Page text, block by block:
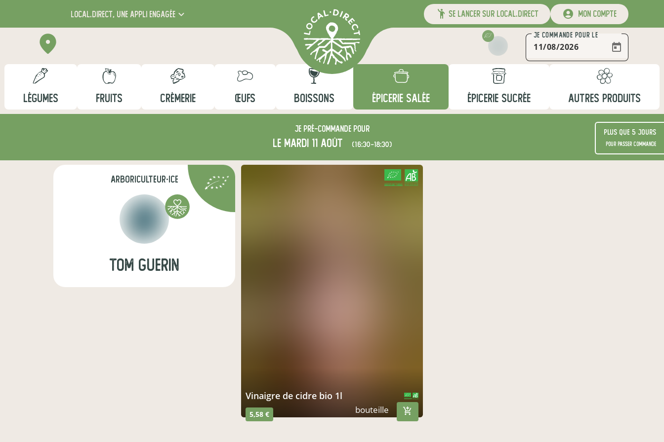
local.direct, une appli engagée se lancer sur local.direct mon compte
JE COMMANDE POUR LE
LÉGUMES FRUITS CRÈMERIE ŒUFS BOISSONS ÉPICERIE SALÉE ÉPICERIE SUCRÉE AUTRES PRODUITS
Je pré-commandepour
le mardi 11 août (16:30-18:30)
Plus que 5 jours
pour passer commande
arboriculteur·ice
TOM GUERIN
vinaigre de cidre bio 1l
5,58 € bouteille
CERTIFIÉ PAR FR-BIO-01
AGRICULTURE FRANCE